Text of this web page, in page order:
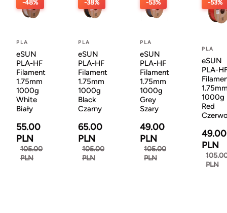
-48%
PLA
eSUN
PLA-HF
Filament
1.75mm
1000g
White
Biały
55.00
PLN
105.00
PLN
-38%
PLA
eSUN
PLA-HF
Filament
1.75mm
1000g
Black
Czarny
65.00
PLN
105.00
PLN
-53%
PLA
eSUN
PLA-HF
Filament
1.75mm
1000g
Grey
Szary
49.00
PLN
105.00
PLN
-53%
PLA
eSUN
PLA-
1000g
Red
49.00
PLN
PLN